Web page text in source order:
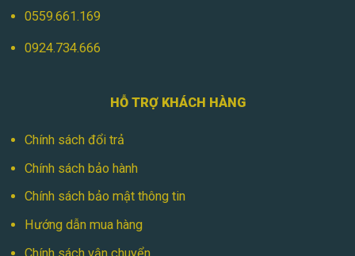
0559.661.169
0924.734.666
HỖ TRỢ KHÁCH HÀNG
Chính sách đổi trả
Chính sách bảo hành
Chính sách bảo mật thông tin
Hướng dẫn mua hàng